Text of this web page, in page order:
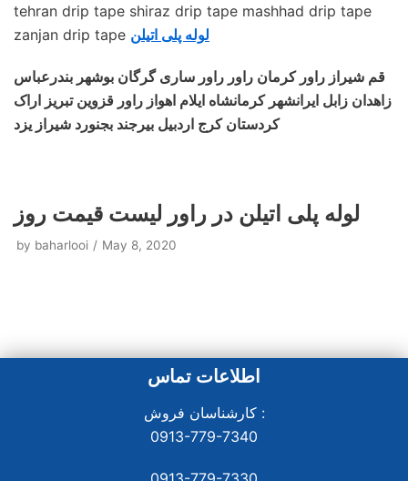
tehran drip tape shiraz drip tape mashhad drip tape
zanjan drip tape لوله پلی اتیلن
قم شیراز راور کرمان راور راور ساری گرگان بوشهر بندرعباس
زاهدان زابل ایرانشهر کرمانشاه ایلام اهواز راور قزوین تبریز اراک
کردستان کرج اردبیل بیرجند بجنورد شیراز یزد
لوله پلی اتیلن در راور لیست قیمت روز
by baharlooi May 8, 2020
اطلاعات تماس
کارشناسان فروش :
0913-779-7340